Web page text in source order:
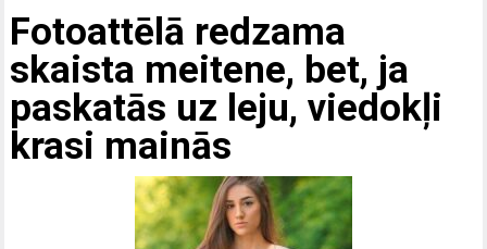
Fotoattēlā redzama
skaista meitene, bet, ja
paskatās uz leju, viedokļi
krasi mainās